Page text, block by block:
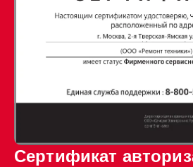
Сертификат